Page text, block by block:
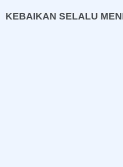
KEBAIKAN SELALU